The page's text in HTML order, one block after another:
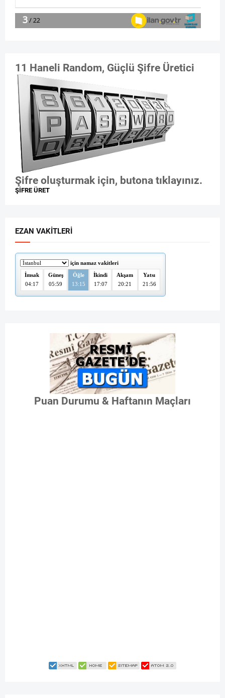
11 Haneli Random, Güçlü Şifre Üretici
Şifre oluşturmak için, butona tıklayınız.
ŞİFRE ÜRET
EZAN VAKITLERI
Puan Durumu & Haftanın Maçları